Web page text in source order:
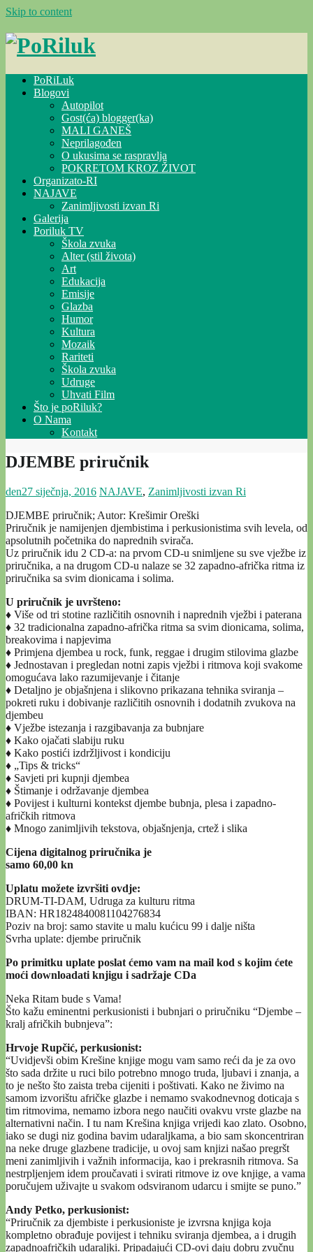
Skip to content
PoRiLuk
Blogovi
Autopilot
Gost(ća) blogger(ka)
MALI GANEŠ
Neprilagođen
O ukusima se raspravlja
POKRETOM KROZ ŽIVOT
Organizato-RI
NAJAVE
Zanimljivosti izvan Ri
Galerija
Poriluk TV
Škola zvuka
Alter (stil života)
Art
Edukacija
Emisije
Glazba
Humor
Kultura
Mozaik
Rariteti
Škola zvuka
Udruge
Uhvati Film
Što je poRiluk?
O Nama
Kontakt
DJEMBE priručnik
den27 siječnja, 2016 NAJAVE, Zanimljivosti izvan Ri
DJEMBE priručnik; Autor: Krešimir Oreški
Priručnik je namijenjen djembistima i perkusionistima svih levela, od
apsolutnih početnika do naprednih svirača.
Uz priručnik idu 2 CD-a: na prvom CD-u snimljene su sve vježbe iz
priručnika, a na drugom CD-u nalaze se 32 zapadno-afrička ritma iz
priručnika sa svim dionicama i solima.
U priručnik je uvršteno:
♦ Više od tri stotine različitih osnovnih i naprednih vježbi i paterana
♦ 32 tradicionalna zapadno-afrička ritma sa svim dionicama, solima,
breakovima i napjevima
♦ Primjena djembea u rock, funk, reggae i drugim stilovima glazbe
♦ Jednostavan i pregledan notni zapis vježbi i ritmova koji svakome
omogućava lako razumijevanje i čitanje
♦ Detaljno je objašnjena i slikovno prikazana tehnika sviranja –
pokreti ruku i dobivanje različitih osnovnih i dodatnih zvukova na
djembeu
♦ Vježbe istezanja i razgibavanja za bubnjare
♦ Kako ojačati slabiju ruku
♦ Kako postići izdržljivost i kondiciju
♦ „Tips & tricks“
♦ Savjeti pri kupnji djembea
♦ Štimanje i održavanje djembea
♦ Povijest i kulturni kontekst djembe bubnja, plesa i zapadno-
afričkih ritmova
♦ Mnogo zanimljivih tekstova, objašnjenja, crtež i slika
Cijena digitalnog priručnika je
samo 60,00 kn
Uplatu možete izvršiti ovdje:
DRUM-TI-DAM, Udruga za kulturu ritma
IBAN: HR1824840081104276834
Poziv na broj: samo stavite u malu kućicu 99 i dalje ništa
Svrha uplate: djembe priručnik
Po primitku uplate poslat ćemo vam na mail kod s kojim ćete
moći downloadati knjigu i sadržaje CDa
Neka Ritam bude s Vama!
Što kažu eminentni perkusionisti i bubnjari o priručniku “Djembe –
kralj afričkih bubnjeva”:
Hrvoje Rupčić, perkusionist:
“Uvidjevši obim Krešine knjige mogu vam samo reći da je za ovo
što sada držite u ruci bilo potrebno mnogo truda, ljubavi i znanja, a
to je nešto što zaista treba cijeniti i poštivati. Kako ne živimo na
samom izvorištu afričke glazbe i nemamo svakodnevnog doticaja s
tim ritmovima, nemamo izbora nego naučiti ovakvu vrste glazbe na
alternativni način. I tu nam Krešina knjiga vrijedi kao zlato. Osobno,
iako se dugi niz godina bavim udaraljkama, a bio sam skoncentriran
na neke druge glazbene tradicije, u ovoj sam knjizi našao pregršt
meni zanimljivih i važnih informacija, kao i prekrasnih ritmova. Sa
nestrpljenjem idem proučavati i svirati ritmove iz ove knjige, a vama
poručujem uživajte u svakom odsviranom udarcu i smijte se puno.”
Andy Petko, perkusionist:
“Priručnik za djembiste i perkusioniste je izvrsna knjiga koja
kompletno obrađuje povijest i tehniku sviranja djembea, a i drugih
zapadnoafričkih udaraljki. Pripadajući CD-ovi daju dobru zvučnu